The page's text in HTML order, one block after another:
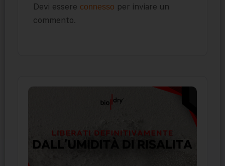
Devi essere connesso per inviare un
commento.